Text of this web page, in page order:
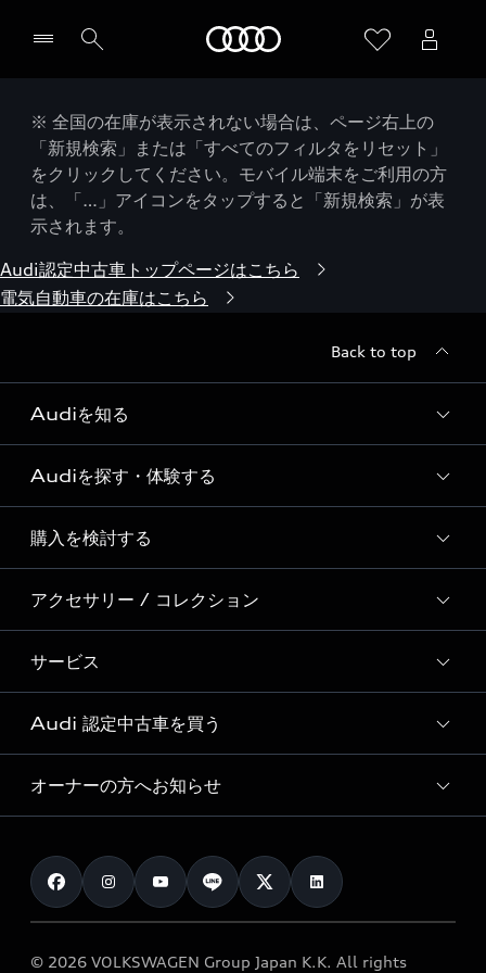
※ 全国の在庫が表示されない場合は、ページ右上の
「新規検索」または「すべてのフィルタをリセット」
をクリックしてください。モバイル端末をご利用の方
は、「…」アイコンをタップすると「新規検索」が表
示されます。
Audi認定中古車トップページはこちら
電気自動車の在庫はこちら
Back to top
Audiを知る
Audi ブランド
Story of Progress
Audi Sport
Formula 1®
デジタルサービス
Audiを探す・体験する
ディーラー検索
新車在庫検索
試乗車・展示車検索
見積り依頼
試乗予約
購入を検討する
モデル一覧
特別仕様モデル / 限定モデル
e-tronラインアップ
価格シミュレーション
車両比較
カタログ一覧
アクセサリー / コレクション
純正アクセサリー
オンラインショップ
Audi collection
アウディナビアプリ
サービス
サービス入庫予約
サービスプログラム
メンテナンス
車検 / 定期点検
e-tronアフターサポート
Audi 認定中古車を買う
Audi認定中古車
クオリティ
保証
メンテナンス
オーナーの方へお知らせ
お知らせ
オーナー様向けキャンペーン
© 2026 VOLKSWAGEN Group Japan K.K. All rights